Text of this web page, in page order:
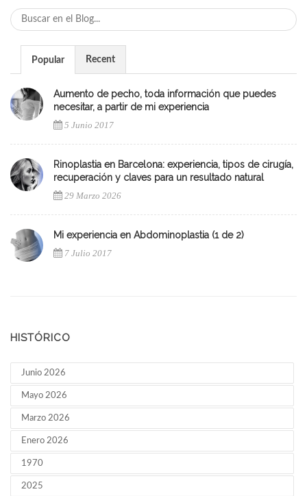
Popular Recent
Aumento de pecho, toda información que puedes
necesitar, a partir de mi experiencia
5 Junio 2017
Rinoplastia en Barcelona: experiencia, tipos de cirugía,
recuperación y claves para un resultado natural
29 Marzo 2026
Mi experiencia en Abdominoplastia (1 de 2)
7 Julio 2017
HISTÓRICO
Junio 2026
Mayo 2026
Marzo 2026
Enero 2026
1970
2025